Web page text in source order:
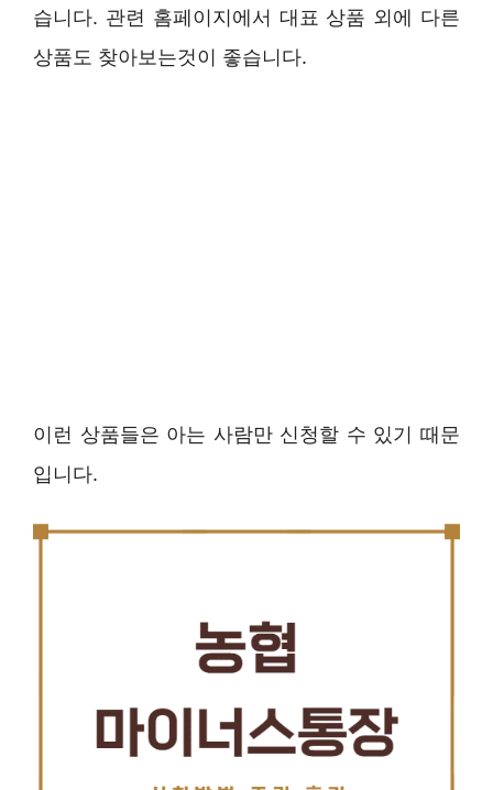
습니다. 관련 홈페이지에서 대표 상품 외에 다른
상품도 찾아보는것이 좋습니다.
이런 상품들은 아는 사람만 신청할 수 있기 때문
입니다.